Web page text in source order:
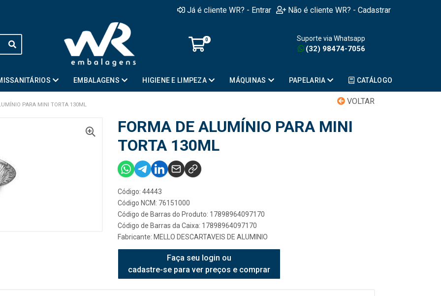
Já é cliente WR? - Entrar Não é cliente WR? - Cadastrar
0 Suporte via Whatsapp
(32) 98474-7056
EMBALAGENS HIGIENE E LIMPEZA MÁQUINAS PAPELARIA CATÁLOGO
VOLTAR
PARA MINI TORTA 130ML
FORMA DE ALUMÍNIO PARA MINI
TORTA 130ML
Código: 44443
Código NCM: 76151000
Código de Barras do Produto: 17898964097170
Código de Barras da Caixa: 17898964097170
Fabricante: MELLO DESCARTAVEIS DE ALUMINIO
Faça seu login ou
cadastre-se para ver preços e comprar